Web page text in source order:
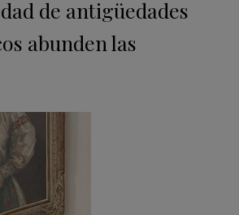
de antigüedades
abunden las